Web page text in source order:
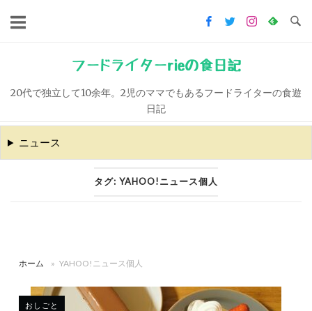
キ
ッ
フードライターrieの食日記
20代で独立して10余年。2児のママでもあるフードライターの食遊
日記
ニュース
タグ: YAHOO!ニュース個人
ホーム » YAHOO!ニュース個人
おしごと